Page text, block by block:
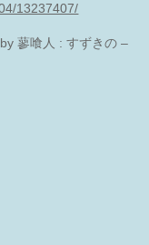
13237407/
蓼喰人 : すずきの –